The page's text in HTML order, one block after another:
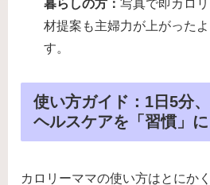
暮らしの方：写真で即カロ
材提案も主婦力が上がった
す。
使い方ガイド：1日5分
ヘルスケアを「習慣」に
カロリーママの使い方はとにか